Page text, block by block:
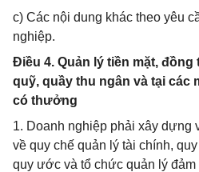
c) Các nội dung khác theo yêu
nghiệp.
Điều 4. Quản lý tiền mặt,
quỹ, quầy thu ngân và tại các
có thưởng
1. Doanh nghiệp phải xây dựng
về quy chế quản lý tài chính,
quy ước và tổ chức quản lý